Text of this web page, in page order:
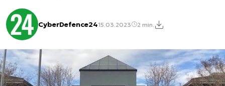
CyberDefence2415.03.2023 2 min.